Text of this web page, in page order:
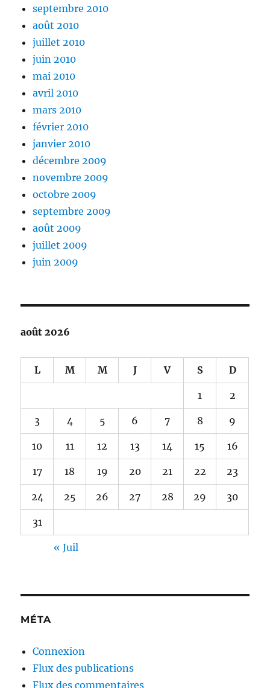
septembre 2010
août 2010
juillet 2010
juin 2010
mai 2010
avril 2010
mars 2010
février 2010
janvier 2010
décembre 2009
novembre 2009
octobre 2009
septembre 2009
août 2009
juillet 2009
juin 2009
août 2026
L M M J V S D
1 2
3 4 5 6 7 8 9
10 11 12 13 14 15 16
17 18 19 20 21 22 23
24 25 26 27 28 29 30
31
« Juil
MÉTA
Connexion
Flux des publications
Flux des commentaires